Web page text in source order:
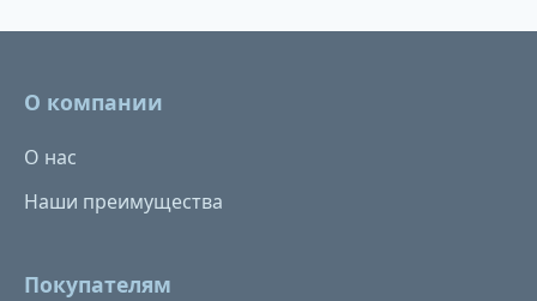
О компании
О нас
Наши преимущества
Покупателям